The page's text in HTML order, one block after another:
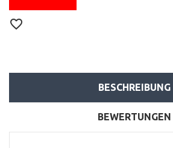
BESCHREIBUNG
BEWERTUNGEN